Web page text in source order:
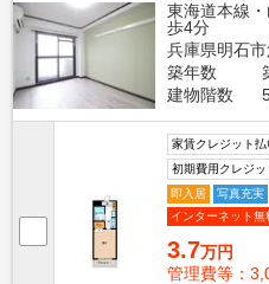
東海道本線
歩4分
兵庫県明石
築年数
建物階数
家賃クレジット
初期費用クレジ
即入居
写真充実
インターネット無
3.7万円
管理費等：